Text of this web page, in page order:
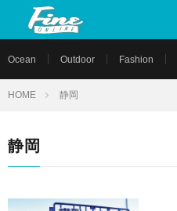
Ocean Outdoor Fashion
HOME 静岡
静岡